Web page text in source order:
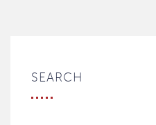
SEARCH